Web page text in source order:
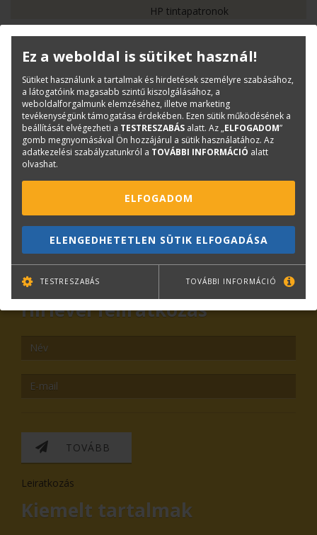
HP tintapatronok
Márka:
HP
Kérdése van?
Plotter értékesítés
lfp@terc.hu
KAPCSOLAT ONLINE SHOP RENDEZVÉNYEK
Hírlevél feliratkozás
TOVÁBB
Leiratkozás
Kiemelt tartalmak
Ez a weboldal is sütiket használ!
Sütiket használunk a tartalmak és hirdetések személyre szabásához,
a látogatóink magasabb szintű kiszolgálásához, a
weboldalforgalmunk elemzéséhez, illetve marketing
tevékenységünk támogatása érdekében. Ezen sütik működésének a
beállítását elvégezheti a TESTRESZABÁS alatt. Az „ELFOGADOM”
gomb megnyomásával Ön hozzájárul a sütik használatához. Az
adatkezelési szabályzatunkról a TOVÁBBI INFORMÁCIÓ alatt
olvashat.
ELFOGADOM
ELENGEDHETETLEN SÜTIK ELFOGADÁSA
TESTRESZABÁS TOVÁBBI INFORMÁCIÓ